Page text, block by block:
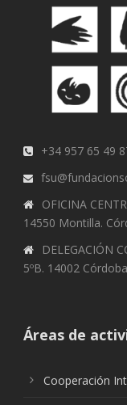
+34 957 65 49
OFICINA
14550 Montilla.
DELEGACIÓN
5ºB. 14002
Áreas de
Cooperación